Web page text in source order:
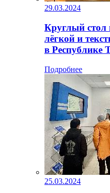
29.03.2024
Круглый стол
лёгкой и
в Республике
Подробнее
25.03.2024